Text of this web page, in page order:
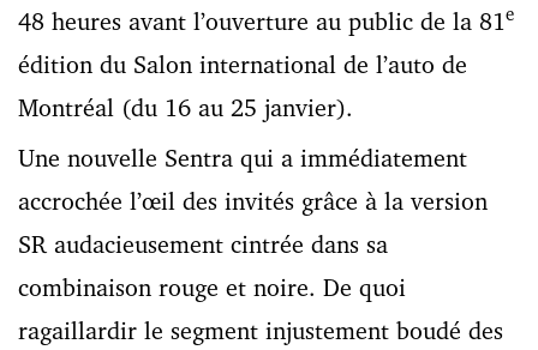
48 heures avant l’ouverture au public de la 81 e
édition du Salon international de l’auto de
Montréal (du 16 au 25 janvier).
Une nouvelle Sentra qui a immédiatement
accrochée l’œil des invités grâce à la version
SR audacieusement cintrée dans sa
combinaison rouge et noire. De quoi
ragaillardir le segment injustement boudé des